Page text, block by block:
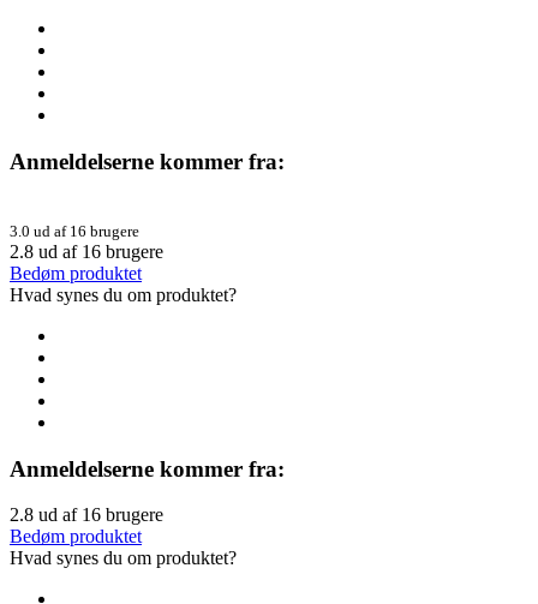
Anmeldelserne kommer fra:
3.0 ud af 16 brugere
2.8 ud af 16 brugere
Bedøm produktet
Hvad synes du om produktet?
Anmeldelserne kommer fra:
2.8 ud af 16 brugere
Bedøm produktet
Hvad synes du om produktet?